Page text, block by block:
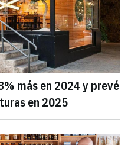
más en 2024 y prevé
en 2025